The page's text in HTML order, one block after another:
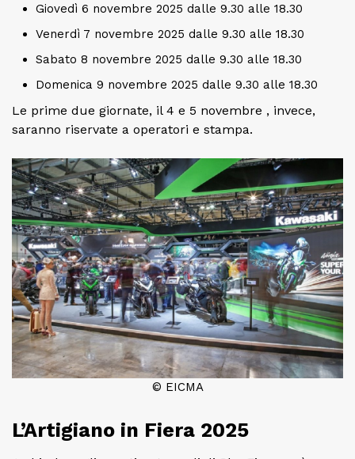
Giovedì 6 novembre 2025 dalle 9.30 alle 18.30
Venerdì 7 novembre 2025 dalle 9.30 alle 18.30
Sabato 8 novembre 2025 dalle 9.30 alle 18.30
Domenica 9 novembre 2025 dalle 9.30 alle 18.30
Le prime due giornate, il 4 e 5 novembre , invece,
saranno riservate a operatori e stampa.
© EICMA
L’Artigiano in Fiera 2025